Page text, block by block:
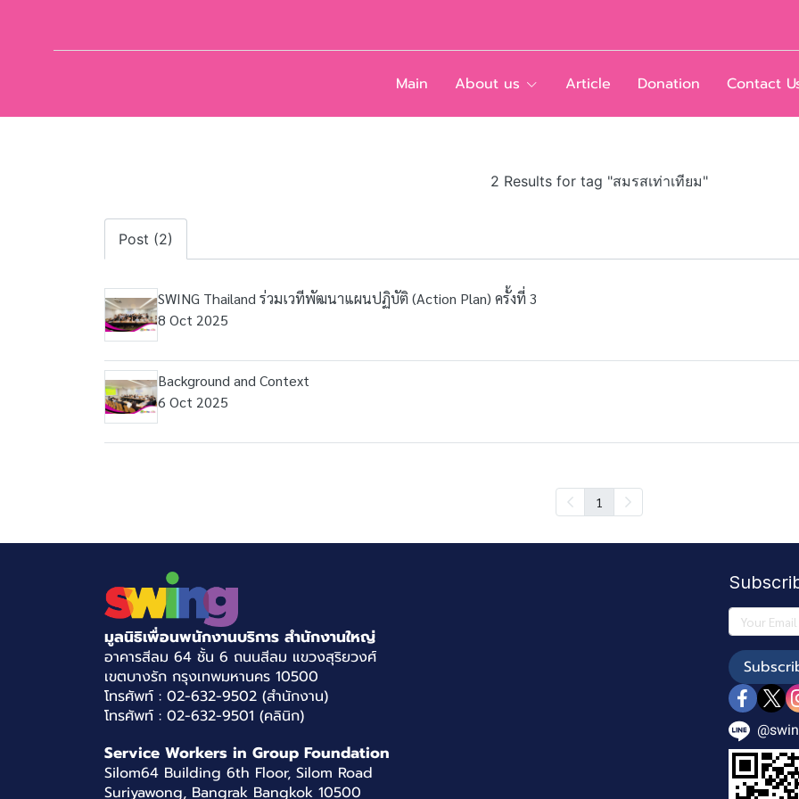
Main About us Article Donation Contact
2 Results for tag "สมรสเท่าเทียม"
Post (2)
SWING Thailand ร่วมเวทีพัฒนาแผนปฏิบัติ (Action Plan) ครั้งที่ 3
8 Oct 2025
Background and Context
6 Oct 2025
1
มูลนิธิเพื่อนพนักงานบริการ สำนักงานใหญ่
อาคารสีลม 64 ชั้น 6 ถนนสีลม แขวงสุริยวงศ์
เขตบางรัก กรุงเทพมหานคร 10500
โทรศัพท์ : 02-632-9502 (สำนักงาน)
โทรศัพท์ : 02-632-9501 (คลินิก)
Service Workers in Group Foundation
Silom64 Building 6th Floor, Silom Road
Suriyawong, Bangrak Bangkok 10500